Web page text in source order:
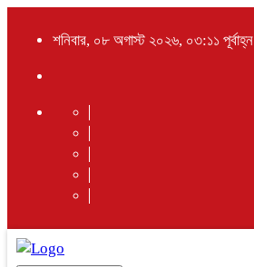
শনিবার, ০৮ অগাস্ট ২০২৬, ০৩:১১ পূর্বাহ্ন